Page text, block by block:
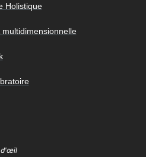
Holistique
d'œil